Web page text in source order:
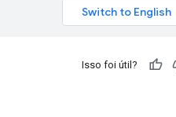
Isso foi útil?